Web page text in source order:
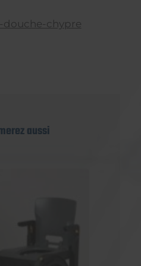
chypre
aussi